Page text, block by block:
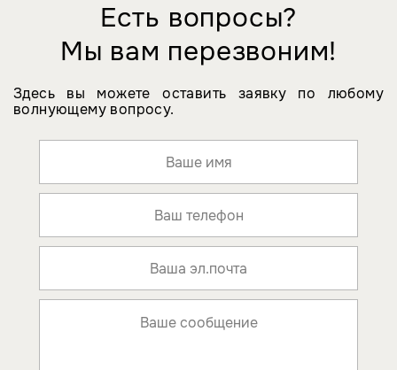
Есть вопросы?
Мы вам перезвоним!
Здесь вы можете оставить заявку по любому
волнующему вопросу.